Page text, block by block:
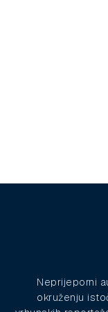
Neprijeporni
okruženju